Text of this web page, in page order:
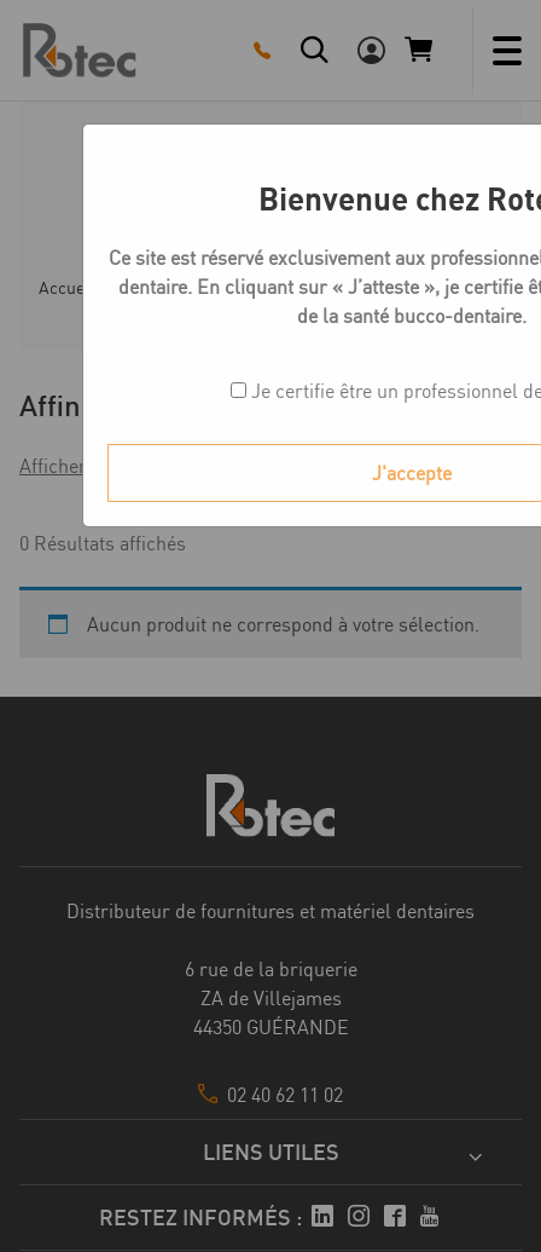
content
machines vapeur
Accueil Boutique SAV - Pièces detachées SAV -
Affiner
Afficher les filtres
0 Résultats affichés
Aucun produit ne correspond à votre sélection.
Distributeur de fournitures et matériel dentaires
6 rue de la briquerie
ZA de Villejames
44350 GUÉRANDE
02 40 62 11 02
LIENS UTILES
RESTEZ INFORMÉS :
Bienvenue chez
Ce site est réservé exclusivement aux
dentaire. En cliquant sur « J’atteste », je certifie
de la santé bucco-dentaire.
Je certifie être un professionnel
J'accepte